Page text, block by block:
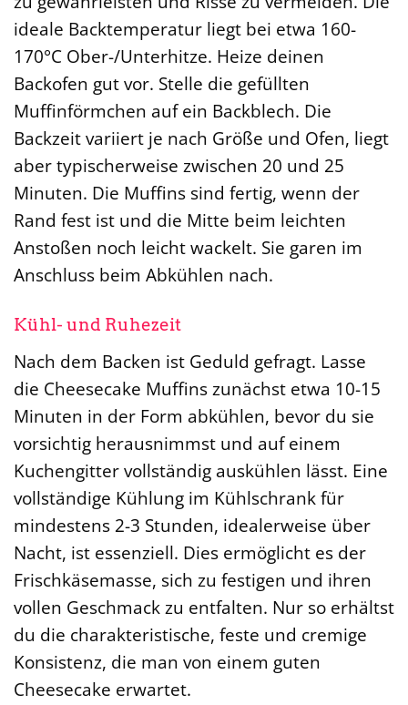
ideale Backtemperatur liegt bei etwa 160-
170°C Ober-/Unterhitze. Heize deinen
Backofen gut vor. Stelle die gefüllten
Muffinförmchen auf ein Backblech. Die
Backzeit variiert je nach Größe und Ofen, liegt
aber typischerweise zwischen 20 und 25
Minuten. Die Muffins sind fertig, wenn der
Rand fest ist und die Mitte beim leichten
Anstoßen noch leicht wackelt. Sie garen im
Anschluss beim Abkühlen nach.
Kühl- und Ruhezeit
Nach dem Backen ist Geduld gefragt. Lasse
die Cheesecake Muffins zunächst etwa 10-15
Minuten in der Form abkühlen, bevor du sie
vorsichtig herausnimmst und auf einem
Kuchengitter vollständig auskühlen lässt. Eine
vollständige Kühlung im Kühlschrank für
mindestens 2-3 Stunden, idealerweise über
Nacht, ist essenziell. Dies ermöglicht es der
Frischkäsemasse, sich zu festigen und ihren
vollen Geschmack zu entfalten. Nur so erhältst
du die charakteristische, feste und cremige
Konsistenz, die man von einem guten
Cheesecake erwartet.